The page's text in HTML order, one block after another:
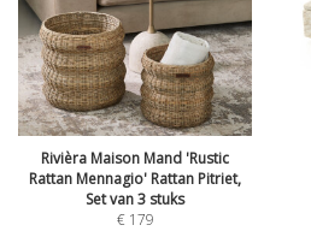
Rivièra Maison Mand 'Rustic
Rattan Mennagio' Rattan Pitriet,
Set van 3 stuks
€ 179